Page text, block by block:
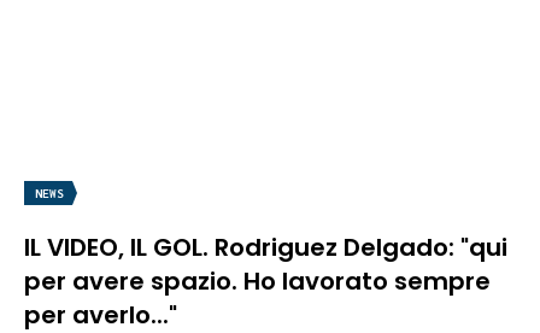
NEWS
IL VIDEO, IL GOL. Rodriguez Delgado: "qui
per avere spazio. Ho lavorato sempre
per averlo..."